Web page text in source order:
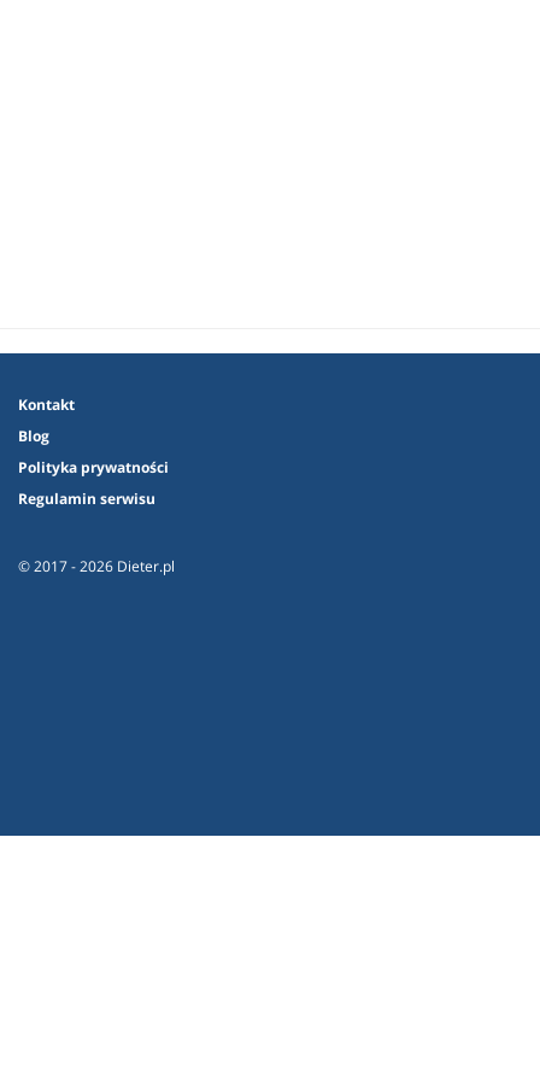
Kontakt
Blog
Polityka prywatności
Regulamin serwisu
© 2017 - 2026 Dieter.pl